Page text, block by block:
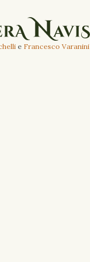
e Francesco Varanini